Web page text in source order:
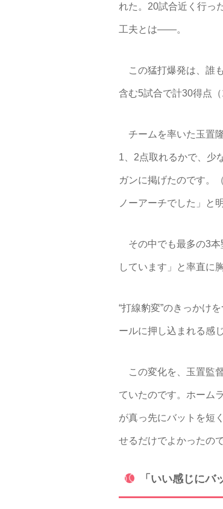
れた。20試合近く行っ
工夫とは――。
この猛打爆発は、誰
含む5試合で計30得点
チームを率いた玉置
1、2点取れるかで、少
ガンに掲げたのです。
ノーアーチでした」と
その中でも最多の3本
しています」と率直に
“打線豹変”のきっかけ
ールに押し込まれる感
この変化を、玉置監
ていたのです。ホーム
が真っ先にバットを短
せるだけでよかったの
「いい感じにバ